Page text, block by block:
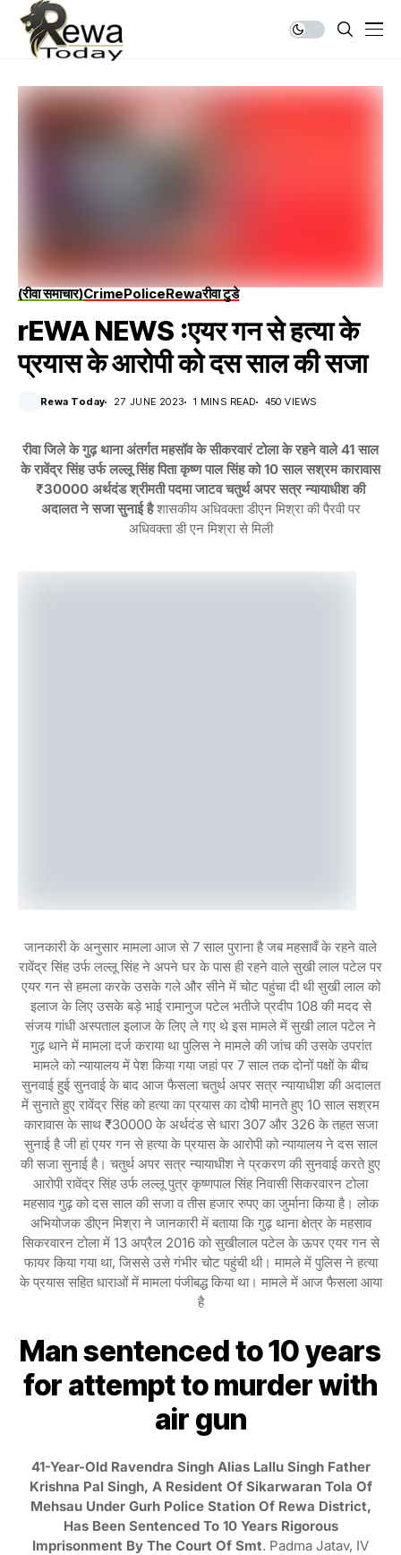
(रीवा समाचार)CrimePoliceRewaरीवा टुडे
rEWA NEWS :एयर गन से हत्या के
प्रयास के आरोपी को दस साल की सजा
Rewa Today 27 JUNE 2023 1 MINS READ 450 VIEWS
रीवा जिले के गुढ़ थाना अंतर्गत महसॉव के सीकरवारं टोला के रहने वाले 41 साल
के रावेंद्र सिंह उर्फ लल्लू सिंह पिता कृष्ण पाल सिंह को 10 साल सश्रम कारावास
₹30000 अर्थदंड श्रीमती पदमा जाटव चतुर्थ अपर सत्र न्यायाधीश की
अदालत ने सजा सुनाई हैशासकीय अधिवक्ता डीएन मिश्रा की पैरवी पर
अधिवक्ता डी एन मिश्रा से मिली
जानकारी के अनुसार मामला आज से 7 साल पुराना है जब महसावँ के रहने वाले
रावेंद्र सिंह उर्फ लल्लू सिंह ने अपने घर के पास ही रहने वाले सुखी लाल पटेल पर
एयर गन से हमला करके उसके गले और सीने में चोट पहुंचा दी थी सुखी लाल को
इलाज के लिए उसके बड़े भाई रामानुज पटेल भतीजे प्रदीप 108 की मदद से
संजय गांधी अस्पताल इलाज के लिए ले गए थे इस मामले में सुखी लाल पटेल ने
गुढ़ थाने में मामला दर्ज कराया था पुलिस ने मामले की जांच की उसके उपरांत
मामले को न्यायालय में पेश किया गया जहां पर 7 साल तक दोनों पक्षों के बीच
सुनवाई हुई सुनवाई के बाद आज फैसला चतुर्थ अपर सत्र न्यायाधीश की अदालत
में सुनाते हुए रावेंद्र सिंह को हत्या का प्रयास का दोषी मानते हुए 10 साल सश्रम
कारावास के साथ ₹30000 के अर्थदंड से धारा 307 और 326 के तहत सजा
सुनाई है जी हां एयर गन से हत्या के प्रयास के आरोपी को न्यायालय ने दस साल
की सजा सुनाई है। चतुर्थ अपर सत्र न्यायाधीश ने प्रकरण की सुनवाई करते हुए
आरोपी रावेंद्र सिंह उर्फ लल्लू पुत्र कृष्णपाल सिंह निवासी सिकरवारन टोला
महसाव गुढ़ को दस साल की सजा व तीस हजार रुपए का जुर्माना किया है। लोक
अभियोजक डीएन मिश्रा ने जानकारी में बताया कि गुढ़ थाना क्षेत्र के महसाव
सिकरवारन टोला में 13 अप्रैल 2016 को सुखीलाल पटेल के ऊपर एयर गन से
फायर किया गया था, जिससे उसे गंभीर चोट पहुंची थी। मामले में पुलिस ने हत्या
के प्रयास सहित धाराओं में मामला पंजीबद्ध किया था। मामले में आज फैसला आया
है
Man sentenced to 10 years
for attempt to murder with
air gun
41-Year-Old Ravendra Singh Alias Lallu Singh Father
Krishna Pal Singh, A Resident Of Sikarwaran Tola Of
Mehsau Under Gurh Police Station Of Rewa District,
Has Been Sentenced To 10 Years Rigorous
Imprisonment By The Court Of Smt. Padma Jatav, IV